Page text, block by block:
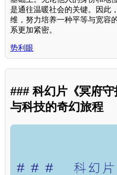
是通往温暖社会的关键。因此
维，努力培养一种平等与宽容
系更加紧密。
势利眼
### 科幻片《冥府
与科技的奇幻旅程